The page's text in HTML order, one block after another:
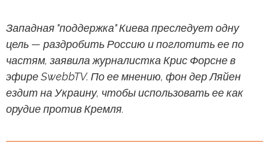
Западная "поддержка" Киева преследует одну
цель — раздробить Россию и поглотить ее по
частям, заявила журналистка Крис Форсне в
эфире SwebbTV. По ее мнению, фон дер Ляйен
ездит на Украину, чтобы использовать ее как
орудие против Кремля.